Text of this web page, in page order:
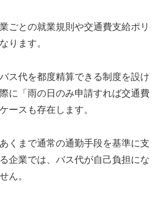
ごとの就業規則や交通費支給ポリ
ります。
ス代を都度精算できる制度を設け
に「雨の日のみ申請すれば交通費
ースも存在します。
くまで通常の通勤手段を基準に支
企業では、バス代が自己負担にな
ん。